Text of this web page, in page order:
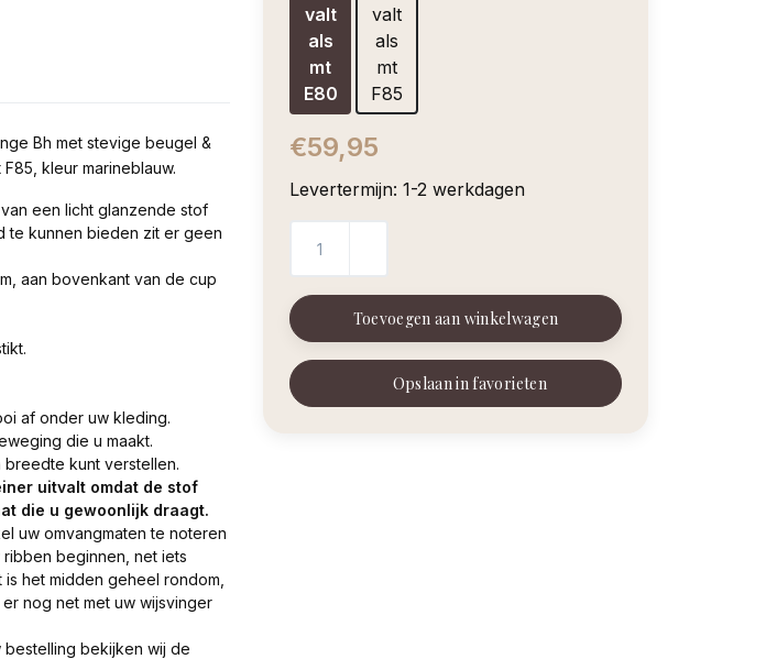
valt
als
mt
E80
valt
als
mt
F85
€59,95
Levertermijn: 1-2 werkdagen
Toevoegen aan winkelwagen
Opslaan in favorieten
Bh met stevige beugel &
kleur marineblauw.
een licht glanzende stof
te kunnen bieden zit er geen
aan bovenkant van de cup
af onder uw kleding.
die u maakt.
kunt verstellen.
uitvalt omdat de stof
die u gewoonlijk draagt.
uw omvangmaten te noteren
beginnen, net iets
het midden geheel rondom,
nog net met uw wijsvinger
bekijken wij de